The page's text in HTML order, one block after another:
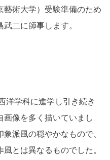
術大学）受験準備のため
二に師事します。
洋学科に進学し引き続き
像を多く描いていまし
派風の穏やかなもので、
とは異なるものでした。